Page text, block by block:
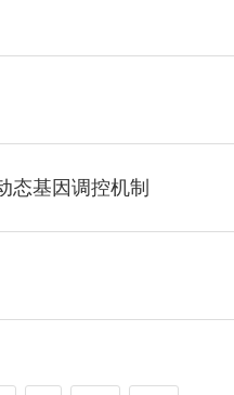
态基因调控机制